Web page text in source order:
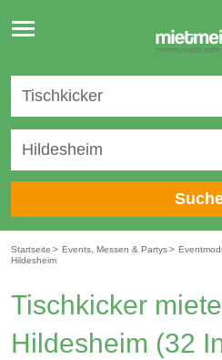
Toggle
navigation
Startseite > Events, Messen & Partys>
Hildesheim
Tischkicker
Hildesheim (32